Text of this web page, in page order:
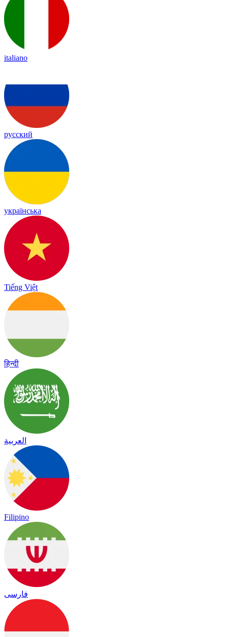
italiano
русский
українська
Tiếng Việt
हिन्दी
العربية
Filipino
فارسی